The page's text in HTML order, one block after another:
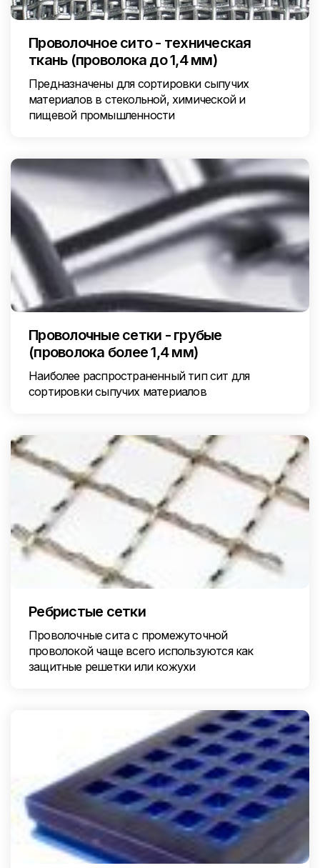
Проволочное сито - техническая
ткань (проволока до 1,4 мм)
Предназначены для сортировки сыпучих
материалов в стекольной, химической и
пищевой промышленности
Проволочные сетки - грубые
(проволока более 1,4 мм)
Наиболее распространенный тип сит для
сортировки сыпучих материалов
Ребристые сетки
Проволочные сита с промежуточной
проволокой чаще всего используются как
защитные решетки или кожухи